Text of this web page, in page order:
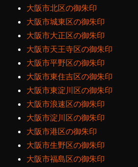
大阪市北区の御朱印
大阪市城東区の御朱印
大阪市大正区の御朱印
大阪市天王寺区の御朱印
大阪市平野区の御朱印
大阪市東住吉区の御朱印
大阪市東淀川区の御朱印
大阪市浪速区の御朱印
大阪市淀川区の御朱印
大阪市港区の御朱印
大阪市生野区の御朱印
大阪市福島区の御朱印